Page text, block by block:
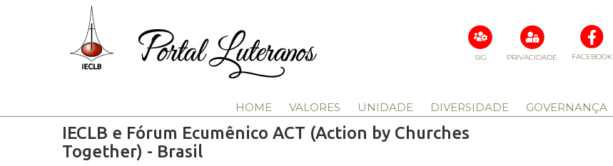
FACEBOOK
PRIVACIDADE
SIG
HOME VALORES UNIDADE DIVERSIDADE GOVERNANÇA
IECLB e Fórum Ecumênico ACT (Action by Churches
Together) - Brasil